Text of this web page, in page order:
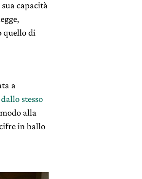
capacità
quello di
a
stesso
alla
in ballo